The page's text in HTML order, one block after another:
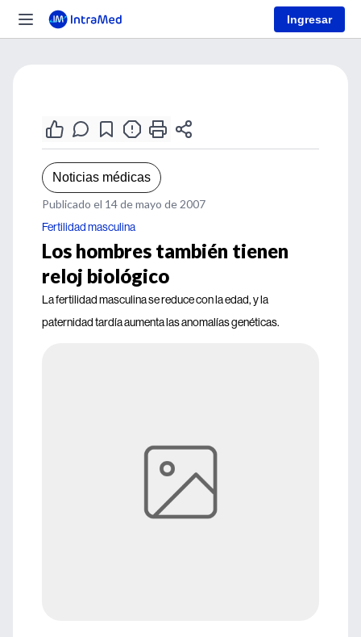
Ingresar
Noticias médicas
Publicado el 14 de mayo de 2007
Fertilidad masculina
Los hombres también tienen
reloj biológico
La fertilidad masculina se reduce con la edad, y la
paternidad tardía aumenta las anomalías genéticas.